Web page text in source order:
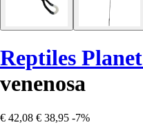
Reptiles Planet
venenosa
€ 42,08 € 38,95 -7%